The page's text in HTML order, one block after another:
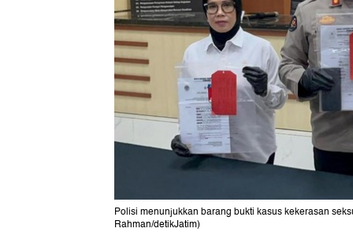
Polisi menunjukkan barang bukti kasus kekerasan
Rahman/detikJatim)